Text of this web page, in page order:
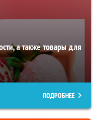
а также товары для
ПОДРОБНЕЕ